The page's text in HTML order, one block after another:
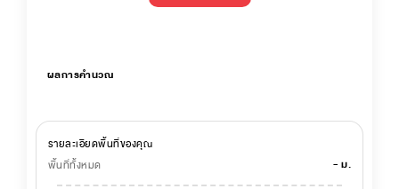
ผลการคำนวณ
รายละเอียดพื้นที่ของคุณ
พื้นที่ทั้งหมด
- ม.